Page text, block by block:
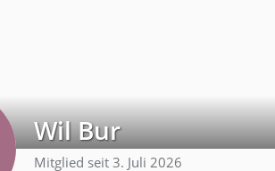
Wil Bur
Mitglied seit 3. Juli 2026